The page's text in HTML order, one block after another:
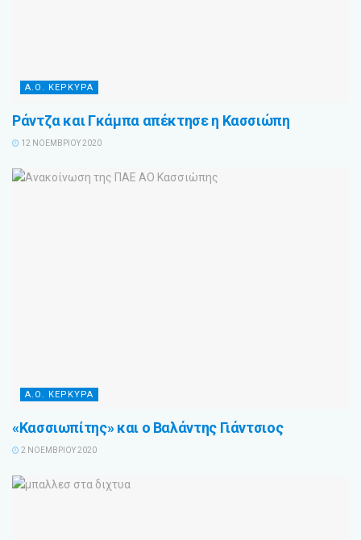
Α.Ο. ΚΕΡΚΥΡΑ
Ράντζα και Γκάμπα απέκτησε η Κασσιώπη
12 ΝΟΕΜΒΡΊΟΥ 2020
Α.Ο. ΚΕΡΚΥΡΑ
«Κασσιωπίτης» και ο Βαλάντης Γιάντσιος
2 ΝΟΕΜΒΡΊΟΥ 2020